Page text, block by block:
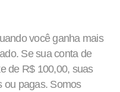
você ganha mais
Se sua conta de
de R$ 100,00, suas
ou pagas. Somos